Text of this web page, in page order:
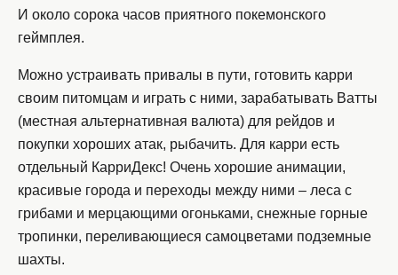
И около сорока часов приятного покемонского
геймплея.
Можно устраивать привалы в пути, готовить карри
своим питомцам и играть с ними, зарабатывать Ватты
(местная альтернативная валюта) для рейдов и
покупки хороших атак, рыбачить. Для карри есть
отдельный КарриДекс! Очень хорошие анимации,
красивые города и переходы между ними – леса с
грибами и мерцающими огоньками, снежные горные
тропинки, переливающиеся самоцветами подземные
шахты.